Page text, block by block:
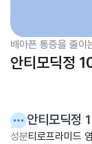
배아픈 통증을 줄이
안티모딕정
안티모딕정
성분티로프라미드